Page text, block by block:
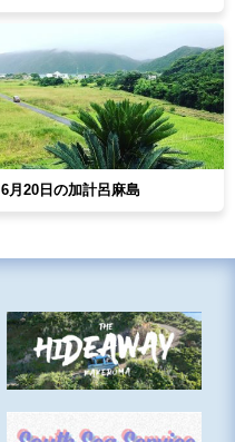
6月20日の加計呂麻島